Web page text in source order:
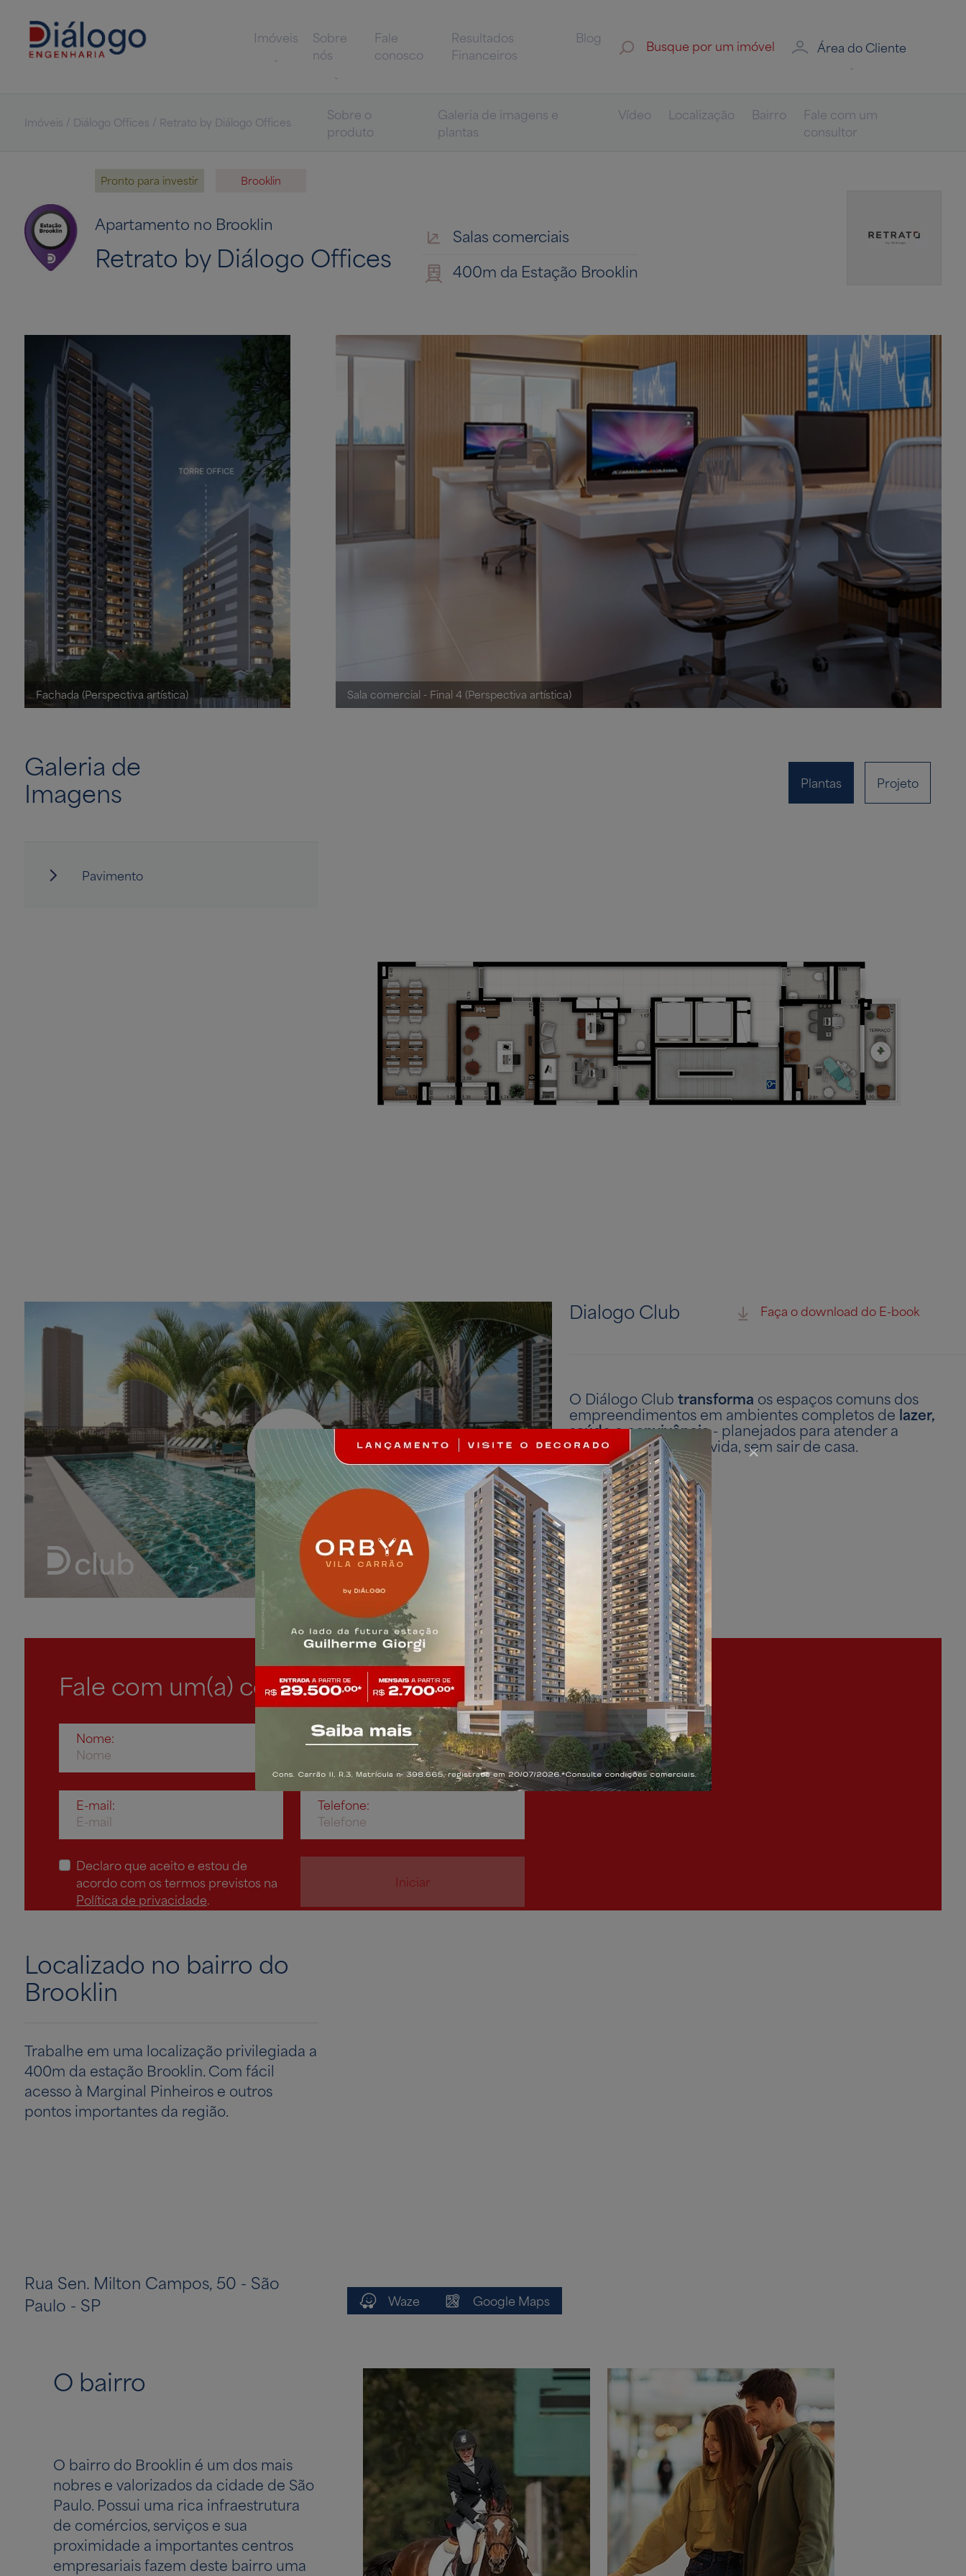
Imóveis
Sobre
nós
Fale
conosco
Resultados
Financeiros
Blog
Área do Cliente
Imóveis / Diálogo Offices / Retrato by Diálogo Offices
Sobre o
produto
Galeria de imagens e
plantas
Vídeo Localização Bairro
Fale com um
consultor
Pronto para investir Brooklin
Apartamento no Brooklin
Retrato by Diálogo Offices
Salas comerciais
400m da Estação Brooklin
Fachada (Perspectiva artística) Sala comercial - Final 4 (Perspectiva artística)
Galeria de
Imagens
Plantas Projeto
Pavimento
Sala comercial
Dialogo Club Faça o download do E-book
O Diálogo Clubtransforma os espaços comuns dos
empreendimentos em ambientes completos de lazer,
saúde e convivência- planejados para atender a
diferentes estilos de vida, sem sair de casa.
Fale com um(a) consultor(a) de vendas
Nome:
E-mail: Telefone:
Declaro que aceito e estou de
acordo com os termos previstos na
Política de privacidade.
Iniciar
Localizado no bairro do
Brooklin
Trabalhe em uma localização privilegiada a
400m da estação Brooklin. Com fácil
acesso à Marginal Pinheiros e outros
pontos importantes da região.
Rua Sen. Milton Campos, 50 - São
Paulo - SP
Waze Google Maps
O bairro
O bairro do Brooklin é um dos mais
nobres e valorizados da cidade de São
Paulo. Possui uma rica infraestrutura
de comércios, serviços e sua
proximidade a importantes centros
empresariais fazem deste bairro uma